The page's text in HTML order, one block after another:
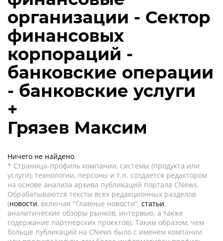
организации - Сектор
финансовых
корпораций -
банковские операции
- банковские услуги
+
Грязев Максим
Ничего не найдено
* Страница-профиль компании, системы (продукта или
услуги), технологии, персоны и т.п. создается редактором
на основе анализа архива публикаций портала CNews.
Обрабатываются тексты всех редакционных разделов
(новости, включая "Главные новости", статьи,
аналитические обзоры рынков, интервью, а также
содержание партнёрских проектов). Таким образом, чем
больше публикаций на CNews было с именем компании